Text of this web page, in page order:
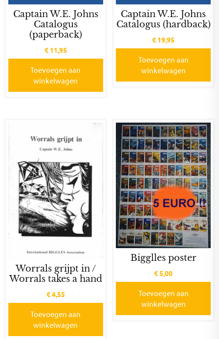
Captain W.E. Johns
Catalogus
(paperback)
€11,95
Toevoegen aan
winkelwagen
Captain W.E. Johns
Catalogus (hardback)
€ 19,95
Toevoegen aan
winkelwagen
Worrals grijpt in /
Worrals takes a hand
€4,55
Toevoegen aan
winkelwagen
Bigglles poster
€ 5,00
Toevoegen aan
winkelwagen